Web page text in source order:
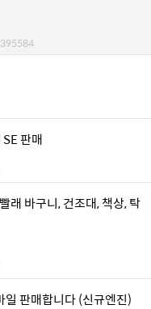
판매
래 바구니, 건조대, 책상, 탁
판매합니다 (신규엔진)